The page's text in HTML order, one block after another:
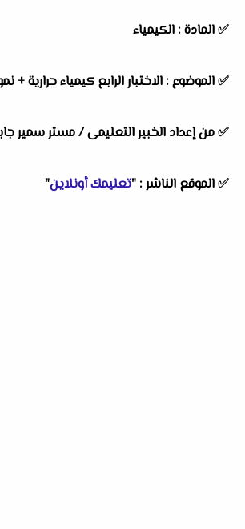
✅المادة : الكيمياء
✅الموضوع : الاختبار الرابع كيمياء حرارية +
✅من إعداد الخبير التعليمى /مستر سمير
✅الموقع الناشر : "تعليمك أونلاين"